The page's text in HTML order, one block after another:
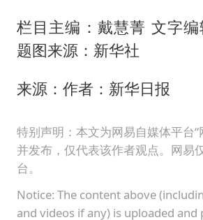
栏目主编：戴慧菁 文字
题图来源：新华社
来源：作者：新华日报
特别声明：本文为网易自媒体平台“
并发布，仅代表该作者观点。网易
台。
Notice: The content above
and videos if any) is uploaded and